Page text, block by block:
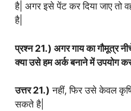
है| अगर इसे पेंट कर दिया जाए तो वह
है|
प्रश्न 21.) अगर गाय का गौमूत्र
क्या उसे हम अर्क बनाने में उपयोग
उत्तर 21.) नहीं, फिर उसे केवल
सकते है|